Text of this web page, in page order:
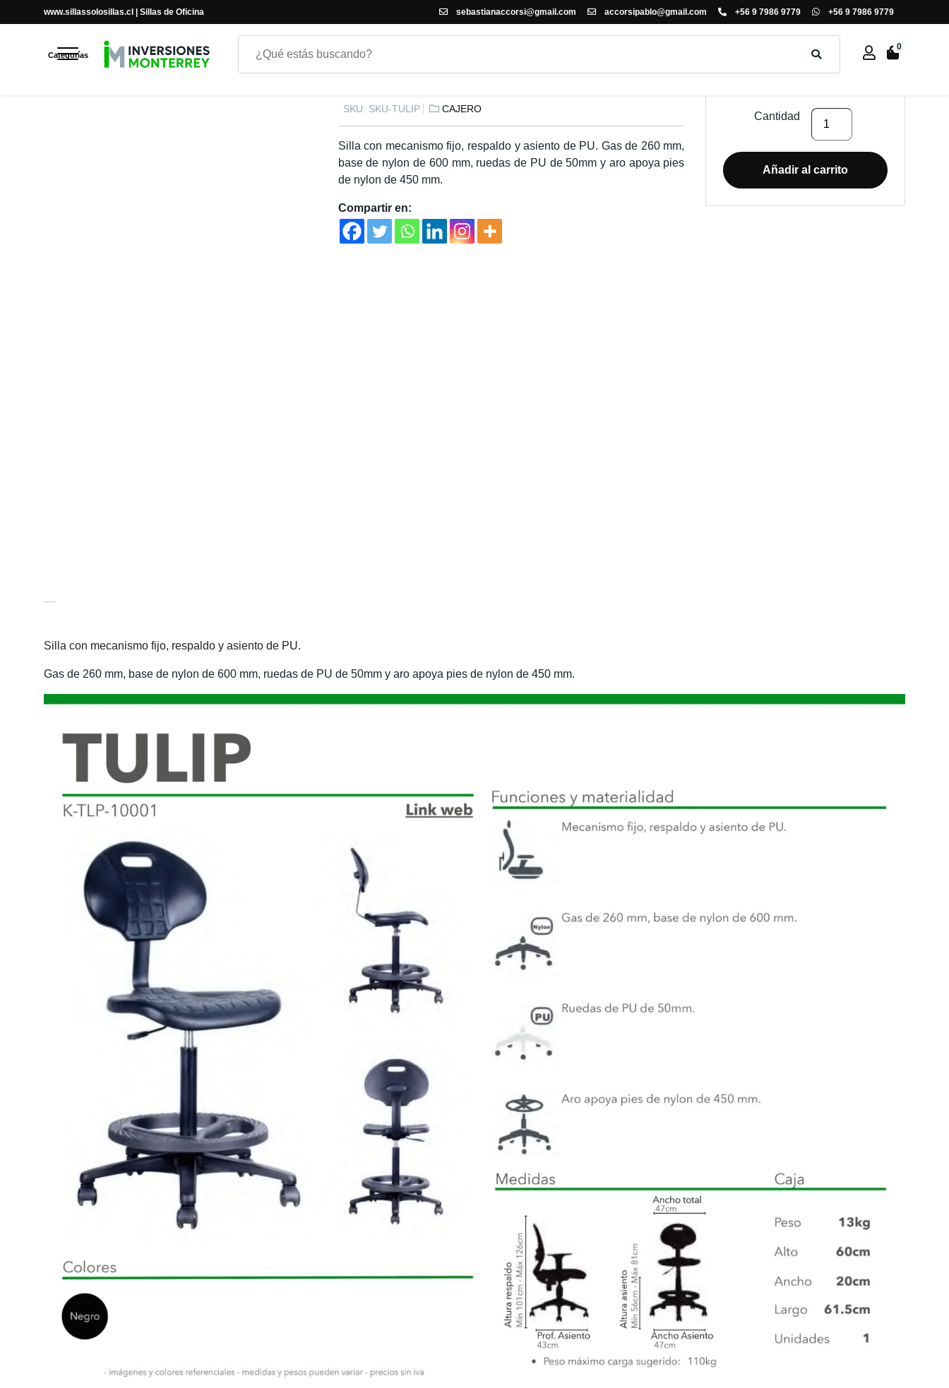
www.sillassolosillas.cl | Sillas de Oficina sebastianaccorsi@gmail.com accorsipablo@gmail.com +56 9 7986 9779 +56 9 7986 9779
Categorías
0
SILLA DE OFICINA TULIP
SILLA DE OFICINA TULIP
SKU: SKU-TULIP CAJERO
Silla con mecanismo fijo, respaldo y asiento de PU. Gas de 260 mm,
base de nylon de 600 mm, ruedas de PU de 50mm y aro apoya pies
de nylon de 450 mm.
Compartir en:
Cantidad
SILLA
OFICINA
TULIP
Añadir al carrito
Silla con mecanismo fijo, respaldo y asiento de PU.
Gas de 260 mm, base de nylon de 600 mm, ruedas de PU de 50mm y aro apoya pies de nylon de 450 mm.